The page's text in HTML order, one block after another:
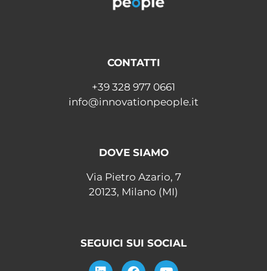
CONTATTI
+39 328 977 0661
info@innovationpeople.it
DOVE SIAMO
Via Pietro Azario, 7
20123, Milano (MI)
SEGUICI SUI SOCIAL